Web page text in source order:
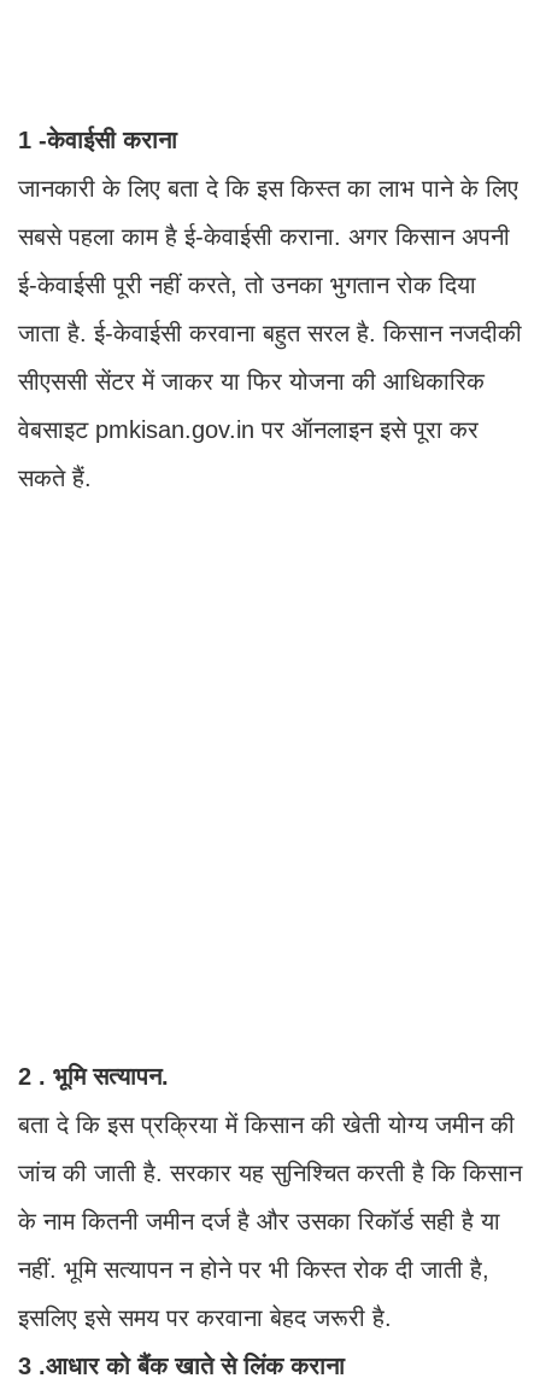
1 -केवाईसी कराना
जानकारी के लिए बता दे कि इस किस्त का लाभ पाने के लिए
सबसे पहला काम है ई-केवाईसी कराना. अगर किसान अपनी
ई-केवाईसी पूरी नहीं करते, तो उनका भुगतान रोक दिया
जाता है. ई-केवाईसी करवाना बहुत सरल है. किसान नजदीकी
सीएससी सेंटर में जाकर या फिर योजना की आधिकारिक
वेबसाइट pmkisan.gov.in पर ऑनलाइन इसे पूरा कर
सकते हैं.
2 . भूमि सत्यापन.
बता दे कि इस प्रक्रिया में किसान की खेती योग्य जमीन की
जांच की जाती है. सरकार यह सुनिश्चित करती है कि किसान
के नाम कितनी जमीन दर्ज है और उसका रिकॉर्ड सही है या
नहीं. भूमि सत्यापन न होने पर भी किस्त रोक दी जाती है,
इसलिए इसे समय पर करवाना बेहद जरूरी है.
3 .आधार को बैंक खाते से लिंक कराना